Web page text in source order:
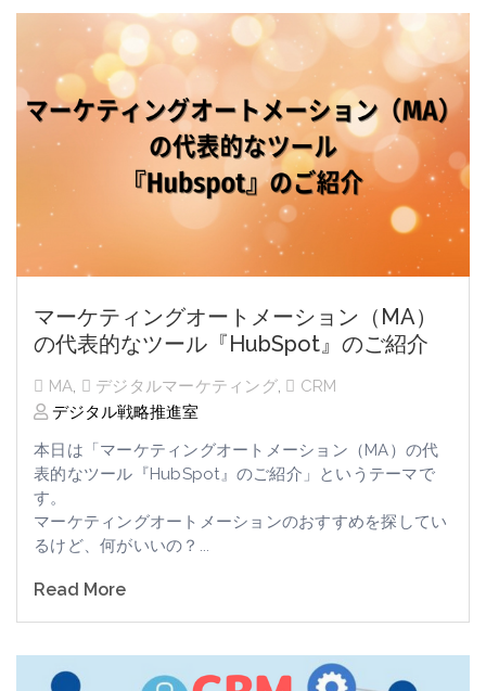
マーケティングオートメーション（MA）
の代表的なツール『HubSpot』のご紹介
MA, デジタルマーケティング,
CRM
デジタル戦略推進室
本日は「 マーケティングオートメーション（MA）の代
表的なツール『HubSpot』のご紹介」というテーマで
す。
マーケティングオートメーションのおすすめを探してい
るけど、何がいいの？...
Read More